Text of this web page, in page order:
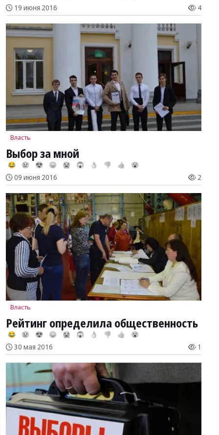
19 июня 2016 4
Власть
Выбор за мной
😂 😢 😍 😞 😭 😱 👌 👎 👍 😮
09 июня 2016 2
Власть
Рейтинг определила общественность
😂 😢 😍 😞 😭 😱 👌 👎 👍 😮
30 мая 2016 1